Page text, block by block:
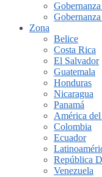
Zona
Belice
Costa Rica
El Salvador
Guatemala
Honduras
Nicaragua
Panamá
América
Colombia
Ecuador
República
Venezuela